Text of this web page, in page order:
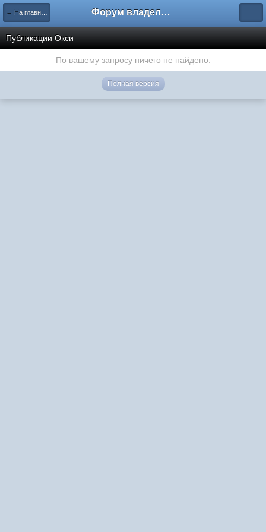
← На главную Форум владельцев интернет-магазинов
Публикации Окси
По вашему запросу ничего не найдено.
Полная версия